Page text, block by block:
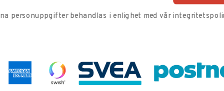
personuppgifter behandlas i enlighet med vår